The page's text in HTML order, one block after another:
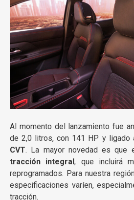
Al momento del lanzamiento fue
de 2,0 litros, con 141 HP y ligado
CVT. La mayor novedad es que
tracción integral, que incluirá
reprogramados. Para nuestra
especificaciones varíen,
tracción.